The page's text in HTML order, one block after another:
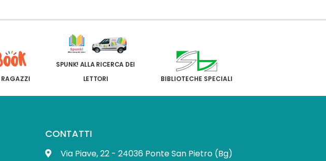
RAGAZZI
SPUNK! ALLA RICERCA DEI
LETTORI
BIBLIOTECHE SPECIALI
CONTATTI
Via Piave, 22 - 24036 Ponte San Pietro (Bg)